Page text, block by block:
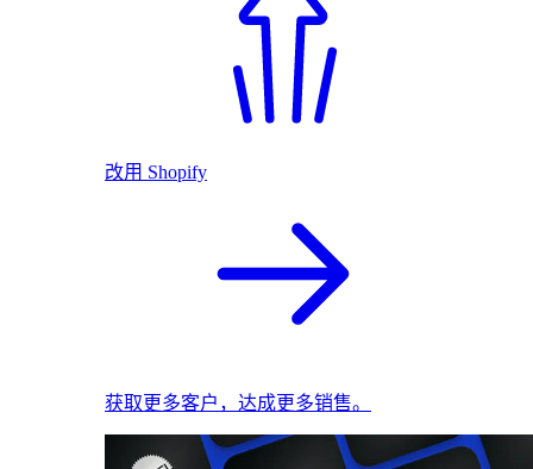
改用 Shopify
获取更多客户，达成更多销售。